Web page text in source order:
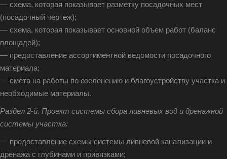
— схема, которая показывает разметку посадочных мест
(посадочный чертеж);
— схема, которая показывает основной объем работ (баланс
площадей);
— предоставление ассортиментной ведомости посадочного
материала;
— смета на работы по озеленению и благоустройству участка и
необходимые материалы.
Раздел 2-й. Проект системы сбора ливневых вод и дренажной
системы участка:
— предоставление схемы системы ливневой канализации и
дренажа с глубинами и привязками;